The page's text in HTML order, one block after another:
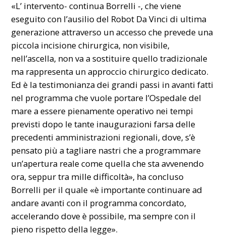
«L’ intervento- continua Borrelli -, che viene
eseguito con l’ausilio del Robot Da Vinci di ultima
generazione attraverso un accesso che prevede una
piccola incisione chirurgica, non visibile,
nell’ascella, non va a sostituire quello tradizionale
ma rappresenta un approccio chirurgico dedicato.
Ed è la testimonianza dei grandi passi in avanti fatti
nel programma che vuole portare l’Ospedale del
mare a essere pienamente operativo nei tempi
previsti dopo le tante inaugurazioni farsa delle
precedenti amministrazioni regionali, dove, s’è
pensato più a tagliare nastri che a programmare
un’apertura reale come quella che sta avvenendo
ora, seppur tra mille difficoltà», ha concluso
Borrelli per il quale «è importante continuare ad
andare avanti con il programma concordato,
accelerando dove è possibile, ma sempre con il
pieno rispetto della legge».